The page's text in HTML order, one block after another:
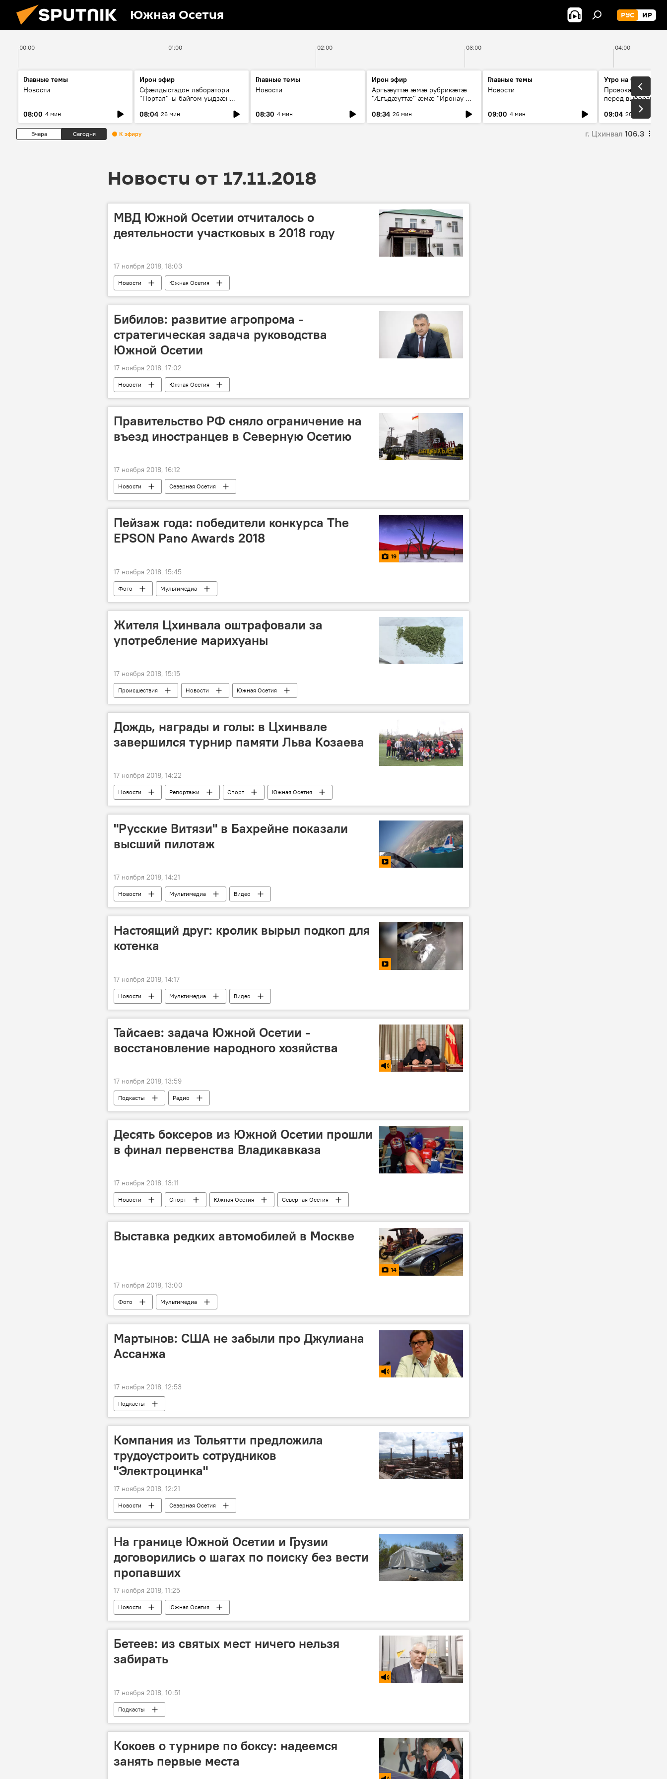
Южная Осетия РУС ИР
00:00 01:00 02:00 03:00 04:00
Главные темы
Новости
08:00 4 мин
Ирон эфир
Сфæлдыстадон лаборатори
"Портал"-ы байгом уыдзæн
Æхсары куыстыты равдыст
08:04 26 мин
Главные темы
Новости
08:30 4 мин
Ирон эфир
Аргъæуттæ æмæ рубрикæтæ
"Æгъдæуттæ" æмæ "Иронау æй
08:34 26 мин
Главные темы
Новости
09:00 4 мин
Утро на Спутнике
Провокации со
перед выборами в
09:04 20 мин
Вчера Сегодня К эфиру г. Цхинвал 106.3
Новости от 17.11.2018
МВД Южной Осетии отчиталось о
деятельности участковых в 2018 году
17 ноября 2018, 18:03
Новости Южная Осетия
Бибилов: развитие агропрома -
стратегическая задача руководства
Южной Осетии
17 ноября 2018, 17:02
Новости Южная Осетия
Правительство РФ сняло ограничение на
въезд иностранцев в Северную Осетию
17 ноября 2018, 16:12
Новости Северная Осетия
Пейзаж года: победители конкурса The
EPSON Pano Awards 2018
19
17 ноября 2018, 15:45
Фото Мультимедиа
Жителя Цхинвала оштрафовали за
употребление марихуаны
17 ноября 2018, 15:15
Происшествия Новости Южная Осетия
Дождь, награды и голы: в Цхинвале
завершился турнир памяти Льва Козаева
17 ноября 2018, 14:22
Новости Репортажи Спорт Южная Осетия
"Русские Витязи" в Бахрейне показали
высший пилотаж
17 ноября 2018, 14:21
Новости Мультимедиа Видео
Настоящий друг: кролик вырыл подкоп для
котенка
17 ноября 2018, 14:17
Новости Мультимедиа Видео
Тайсаев: задача Южной Осетии -
восстановление народного хозяйства
17 ноября 2018, 13:59
Подкасты Радио
Десять боксеров из Южной Осетии прошли
в финал первенства Владикавказа
17 ноября 2018, 13:11
Новости Спорт Южная Осетия Северная Осетия
Выставка редких автомобилей в Москве
14
17 ноября 2018, 13:00
Фото Мультимедиа
Мартынов: США не забыли про Джулиана
Ассанжа
17 ноября 2018, 12:53
Подкасты
Компания из Тольятти предложила
трудоустроить сотрудников
"Электроцинка"
17 ноября 2018, 12:21
Новости Северная Осетия
На границе Южной Осетии и Грузии
договорились о шагах по поиску без вести
пропавших
17 ноября 2018, 11:25
Новости Южная Осетия
Бетеев: из святых мест ничего нельзя
забирать
17 ноября 2018, 10:51
Подкасты
Кокоев о турнире по боксу: надеемся
занять первые места